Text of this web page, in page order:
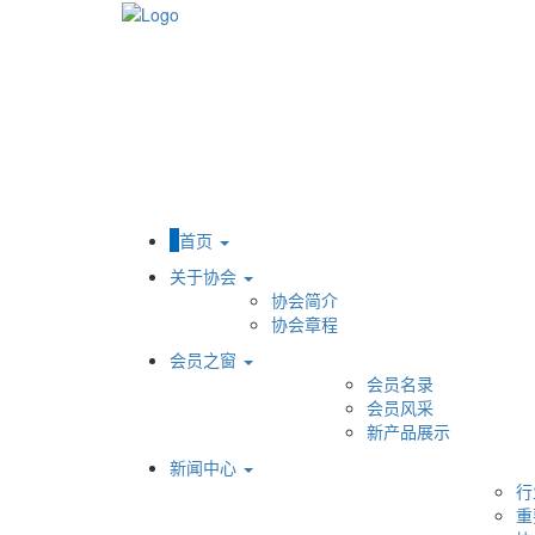
首页
关于协会
协会简介
协会章程
会员之窗
会员名录
会员风采
新产品展示
新闻中心